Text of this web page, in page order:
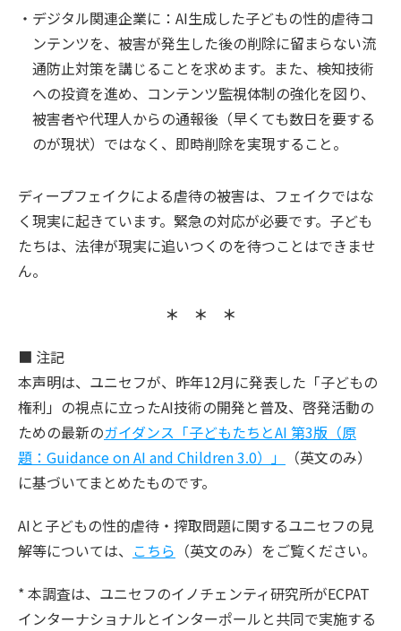
デジタル関連企業に：AI生成した子どもの性的虐待コ
ンテンツを、被害が発生した後の削除に留まらない流
通防止対策を講じることを求めます。また、検知技術
への投資を進め、コンテンツ監視体制の強化を図り、
被害者や代理人からの通報後（早くても数日を要する
のが現状）ではなく、即時削除を実現すること。
ディープフェイクによる虐待の被害は、フェイクではな
く現実に起きています。緊急の対応が必要です。子ども
たちは、法律が現実に追いつくのを待つことはできませ
ん。
＊ ＊ ＊
■ 注記
本声明は、ユニセフが、昨年12月に発表した「子どもの
権利」の視点に立ったAI技術の開発と普及、啓発活動の
ための最新のガイダンス「子どもたちとAI 第3版（原
題：Guidance on AI and Children 3.0）」
（英文のみ）
に基づいてまとめたものです。
AIと子どもの性的虐待・搾取問題に関するユニセフの見
解等については、 こちら （英文のみ）をご覧ください。
* 本調査は、ユニセフのイノチェンティ研究所がECPAT
インターナショナルとインターポールと共同で実施する